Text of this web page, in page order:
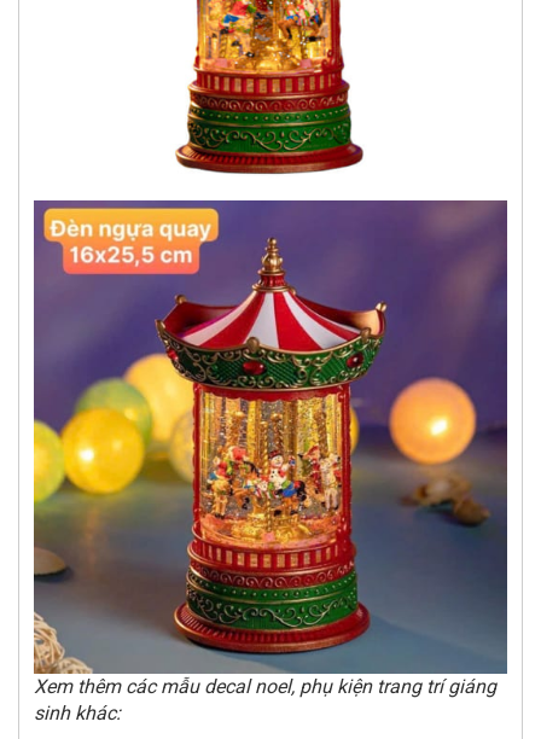
Xem thêm các mẫu decal noel, phụ kiện trang trí giáng
sinh khác: